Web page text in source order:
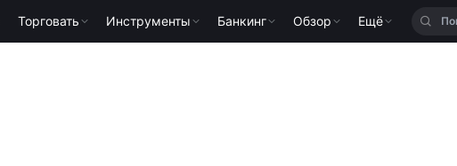
Торговать Инструменты Банкинг Обзор Ещё